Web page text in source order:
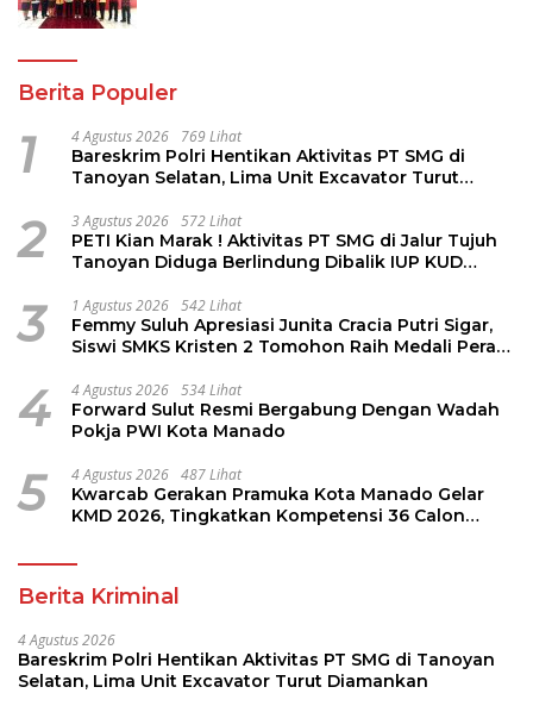
Berita Populer
1 4 Agustus 2026 769 Lihat
Bareskrim Polri Hentikan Aktivitas PT SMG di
Tanoyan Selatan, Lima Unit Excavator Turut
2 3 Agustus 2026 572 Lihat
PETI Kian Marak ! Aktivitas PT SMG di Jalur Tujuh
Tanoyan Diduga Berlindung Dibalik IUP KUD
3 1 Agustus 2026 542 Lihat
Femmy Suluh Apresiasi Junita Cracia Putri Sigar,
Siswi SMKS Kristen 2 Tomohon Raih Medali Perak
4 4 Agustus 2026 534 Lihat
Forward Sulut Resmi Bergabung Dengan Wadah
Pokja PWI Kota Manado
5 4 Agustus 2026 487 Lihat
Kwarcab Gerakan Pramuka Kota Manado Gelar
KMD 2026, Tingkatkan Kompetensi 36 Calon
Berita Kriminal
4 Agustus 2026
Bareskrim Polri Hentikan Aktivitas PT SMG di Tanoyan
Selatan, Lima Unit Excavator Turut Diamankan